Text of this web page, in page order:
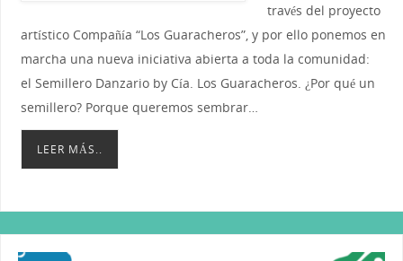
través del proyecto
artístico Compañía “Los Guaracheros”, y por ello ponemos en
marcha una nueva iniciativa abierta a toda la comunidad:
el Semillero Danzario by Cía. Los Guaracheros. ¿Por qué un
semillero? Porque queremos sembrar…
LEER MÁS..